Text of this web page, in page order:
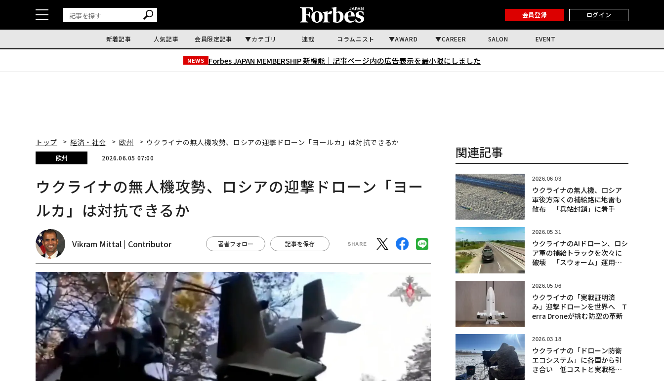
会員登録 ログイン
新着記事 人気記事 会員限定記事 カテゴリ 連載 コラムニスト AWARD CAREER SALON EVENT
NEWS Forbes JAPAN MEMBERSHIP 新機能｜ 記事ページ内の広告表示を最小限にしました
トップ 経済・社会 欧州 ウクライナの無人機攻勢、ロシアの迎撃ドローン「ヨールカ」は対抗できるか
欧州 2026.06.05 07:00
ウクライナの無人機攻勢、ロシアの迎撃ドローン「ヨー
ルカ」は対抗できるか
Vikram Mittal | Contributor 著者フォロー 記事を保存
関連記事
2026.06.03
ウクライナの無人機、ロシア
軍後方深くの補給路に地雷も
散布 「兵站封鎖」に着手
2026.05.31
ウクライナのAIドローン、ロシ
ア軍の補給トラックを次々に
破壊 「スウォーム」運用も
2026.05.06
ウクライナの「実戦証明済
み」迎撃ドローンを世界へ T
erra Droneが挑む防空の革新
2026.03.18
ウクライナの「ドローン防衛
エコシステム」に各国から引
き合い 低コストと実戦経験